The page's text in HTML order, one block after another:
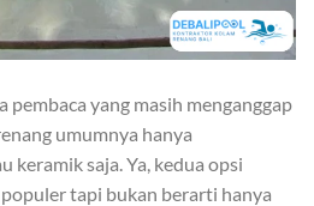
yang masih menganggap
umumnya hanya
keramik saja. Ya, kedua opsi
tapi bukan berarti hanya